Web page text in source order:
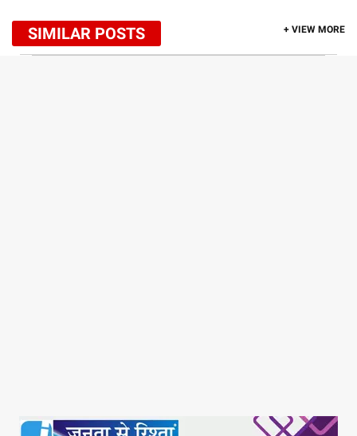
SIMILAR POSTS + VIEW MORE